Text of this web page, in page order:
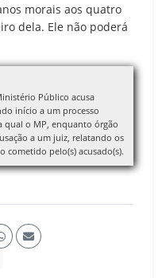
morais aos quatro
dela. Ele não poderá
Público acusa
início a um processo
qual o MP, enquanto órgão
a um juiz, relatando os
cometido pelo(s) acusado(s).